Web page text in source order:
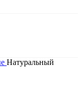
Натуральный